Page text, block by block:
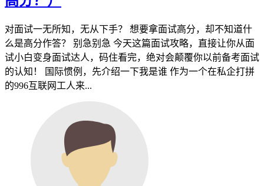
对面试一无所知，无从下手？ 想要拿面试高分，却不知道什
么是高分作答？ 别急别急 今天这篇面试攻略，直接让你从面
试小白变身面试达人，码住看完，绝对会颠覆你以前备考面试
的认知！ 国际惯例，先介绍一下我是谁 作为一个在私企打拼
的996互联网工人来...